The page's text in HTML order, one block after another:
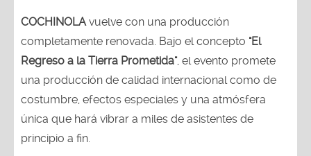
COCHINOLAvuelve con una producción
completamente renovada. Bajo el concepto "El
Regreso a la Tierra Prometida", el evento promete
una producción de calidad internacional como de
costumbre, efectos especiales y una atmósfera
única que hará vibrar a miles de asistentes de
principio a fin.